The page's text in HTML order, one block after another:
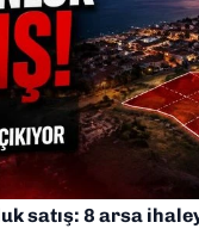
satış: 8 arsa